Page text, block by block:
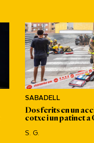
SABADELL
Dos ferits en un
cotxe i un patinet a
S. G.